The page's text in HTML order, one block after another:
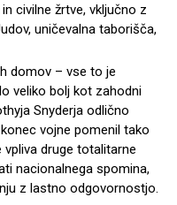
civilne žrtve, vključno z
uničevalna taborišča,
domov – vse to je
veliko bolj kot zahodni
Snyderja odlično
vojne pomenil tako
druge totalitarne
nacionalnega spomina,
z lastno odgovornostjo.